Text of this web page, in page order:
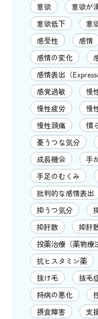
意欲
意欲が
意欲低下
意
感受性
感情
感情の変化
感情表出（
感覚過敏
慢
慢性疲労
慢
慢性頭痛
慣
憂うつな気分
成長機会
手
手足のむくみ
批判的な感情表出
抑うつ気分
抑肝散
抑肝
投薬治療（薬物療
抗ヒスタミン薬
抜け毛
抜毛
持病の悪化
摂食障害
支